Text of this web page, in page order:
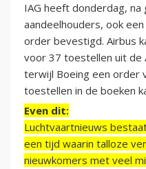
IAG heeft donderdag, na
aandeelhouders, ook
order bevestigd. Airbus
voor 37 toestellen uit de
terwijl Boeing een order
toestellen in de boeken
Even dit:
Luchtvaartnieuws
een tijd waarin talloze
nieuwkomers met veel